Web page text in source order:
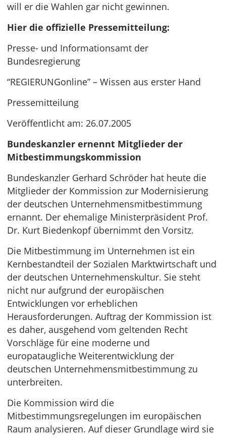
will er die Wahlen gar nicht gewinnen.
Hier die offizielle Pressemitteilung:
Presse- und Informationsamt der
Bundesregierung
“REGIERUNGonline” – Wissen aus erster Hand
Pressemitteilung
Veröffentlicht am: 26.07.2005
Bundeskanzler ernennt Mitglieder der
Mitbestimmungskommission
Bundeskanzler Gerhard Schröder hat heute die
Mitglieder der Kommission zur Modernisierung
der deutschen Unternehmensmitbestimmung
ernannt. Der ehemalige Ministerpräsident Prof.
Dr. Kurt Biedenkopf übernimmt den Vorsitz.
Die Mitbestimmung im Unternehmen ist ein
Kernbestandteil der Sozialen Marktwirtschaft und
der deutschen Unternehmenskultur. Sie steht
nicht nur aufgrund der europäischen
Entwicklungen vor erheblichen
Herausforderungen. Auftrag der Kommission ist
es daher, ausgehend vom geltenden Recht
Vorschläge für eine moderne und
europataugliche Weiterentwicklung der
deutschen Unternehmensmitbestimmung zu
unterbreiten.
Die Kommission wird die
Mitbestimmungsregelungen im europäischen
Raum analysieren. Auf dieser Grundlage wird sie